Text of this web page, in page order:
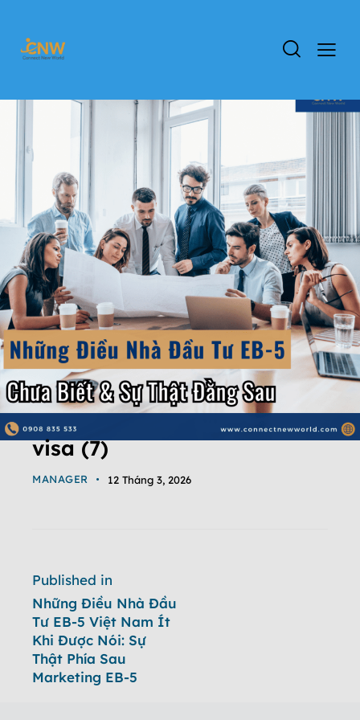
visa (7)
MANAGER 12 Tháng 3, 2026
Published in
Những Điều Nhà Đầu
Tư EB-5 Việt Nam Ít
Khi Được Nói: Sự
Thật Phía Sau
Marketing EB-5